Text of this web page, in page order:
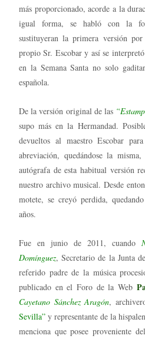
más proporcionado, acorde a la
igual forma, se habló con la
sustituyeran la primera versión
propio Sr. Escobar y así se
en la Semana Santa no solo
española.
De la versión original de las
supo más en la Hermandad.
devueltos al maestro Escobar
abreviación, quedándose la
autógrafa de esta habitual versión
nuestro archivo musical. Desde
motete, se creyó perdida,
años.
Fue en junio de 2011, cuando
Domínguez, Secretario de la Junta
referido padre de la música
publicado en el Foro de la Web
Cayetano Sánchez Aragón,
Sevilla” y representante de la
menciona que posee proveniente